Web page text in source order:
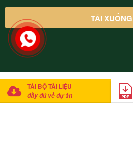
© 2022 Thung Lũng Thanh Xuân
Mathsoft Việt
TẢI BỘ TÀI LIỆU
đầy đủ về dự án